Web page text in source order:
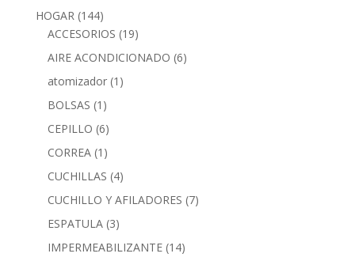
HOGAR (144)
ACCESORIOS (19)
AIRE ACONDICIONADO (6)
atomizador (1)
BOLSAS (1)
CEPILLO (6)
CORREA (1)
CUCHILLAS (4)
CUCHILLO Y AFILADORES (7)
ESPATULA (3)
IMPERMEABILIZANTE (14)